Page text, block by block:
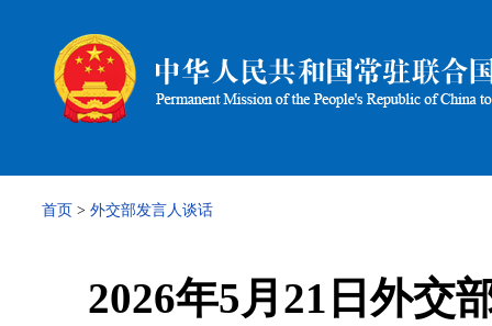
首页 > 外交部发言人谈话
2026年5月21日外交